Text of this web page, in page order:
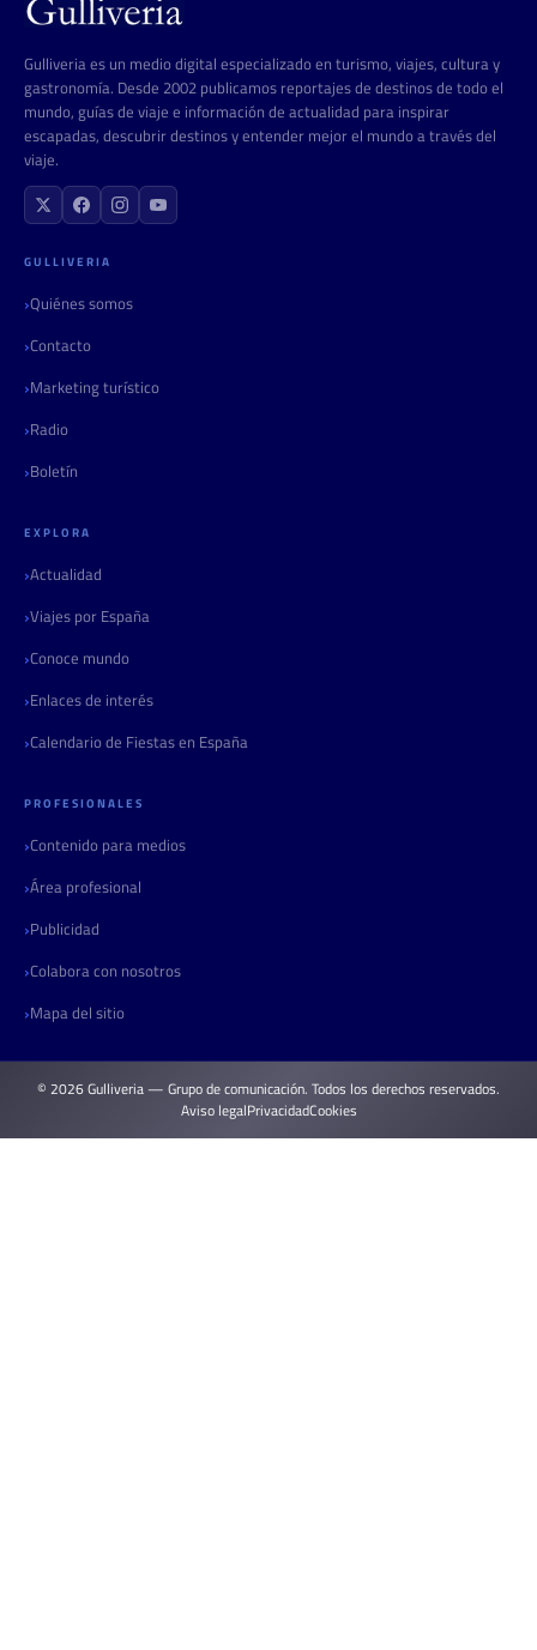
Gulliveria es un medio digital especializado en turismo, viajes, cultura y
gastronomía. Desde 2002 publicamos reportajes de destinos de todo el
mundo, guías de viaje e información de actualidad para inspirar
escapadas, descubrir destinos y entender mejor el mundo a través del
viaje.
GULLIVERIA
Quiénes somos
Contacto
Marketing turístico
Radio
Boletín
EXPLORA
Actualidad
Viajes por España
Conoce mundo
Enlaces de interés
Calendario de Fiestas en España
PROFESIONALES
Contenido para medios
Área profesional
Publicidad
Colabora con nosotros
Mapa del sitio
© 2026 Gulliveria — Grupo de comunicación. Todos los derechos reservados.
Aviso legalPrivacidadCookies